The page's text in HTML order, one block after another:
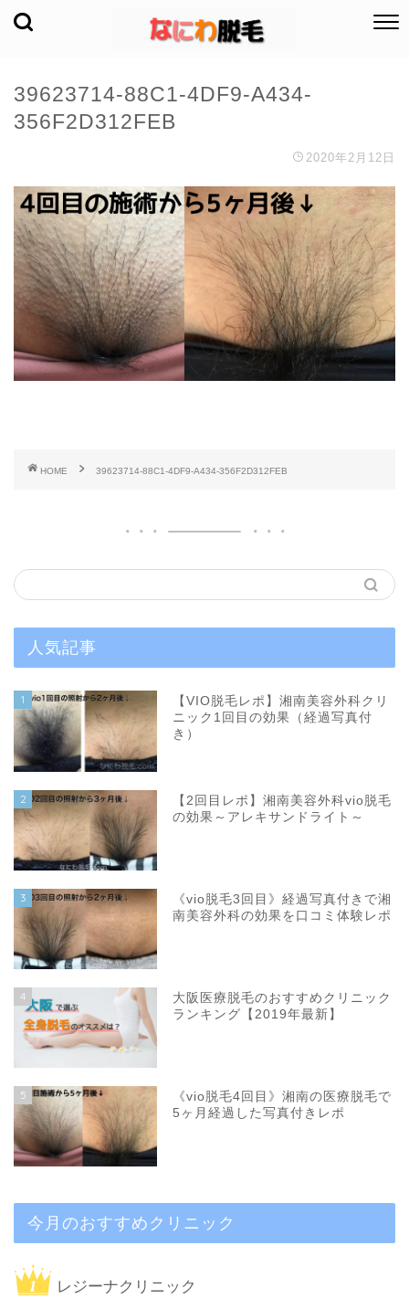
39623714-88C1-4DF9-A434-
356F2D312FEB
2020年2月12日
HOME 39623714-88C1-4DF9-A434-356F2D312FEB
人気記事
1
【VIO脱毛レポ】湘南美容外科クリ
ニック1回目の効果（経過写真付
き）
2
【2回目レポ】湘南美容外科vio脱毛
の効果～アレキサンドライト～
3
《vio脱毛3回目》経過写真付きで湘
南美容外科の効果を口コミ体験レポ
4
大阪医療脱毛のおすすめクリニック
ランキング【2019年最新】
5
《vio脱毛4回目》湘南の医療脱毛で
5ヶ月経過した写真付きレポ
今月のおすすめクリニック
レジーナクリニック